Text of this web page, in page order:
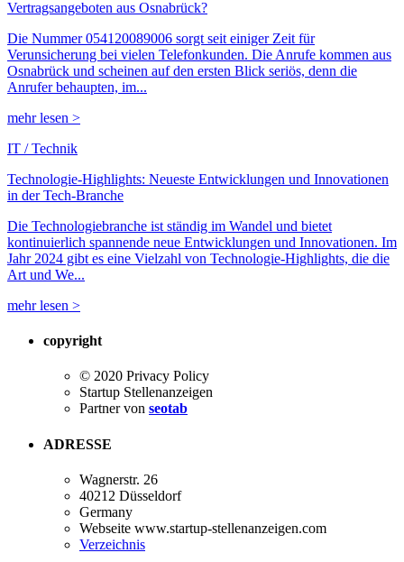
Vertragsangeboten aus Osnabrück?
Die Nummer 054120089006 sorgt seit einiger Zeit für
Verunsicherung bei vielen Telefonkunden. Die Anrufe kommen aus
Osnabrück und scheinen auf den ersten Blick seriös, denn die
Anrufer behaupten, im...
mehr lesen >
IT / Technik
Technologie-Highlights: Neueste Entwicklungen und Innovationen
in der Tech-Branche
Die Technologiebranche ist ständig im Wandel und bietet
kontinuierlich spannende neue Entwicklungen und Innovationen. Im
Jahr 2024 gibt es eine Vielzahl von Technologie-Highlights, die die
Art und We...
mehr lesen >
copyright
© 2020 Privacy Policy
Startup Stellenanzeigen
Partner von seotab
ADRESSE
Wagnerstr. 26
40212 Düsseldorf
Germany
Webseite www.startup-stellenanzeigen.com
Verzeichnis